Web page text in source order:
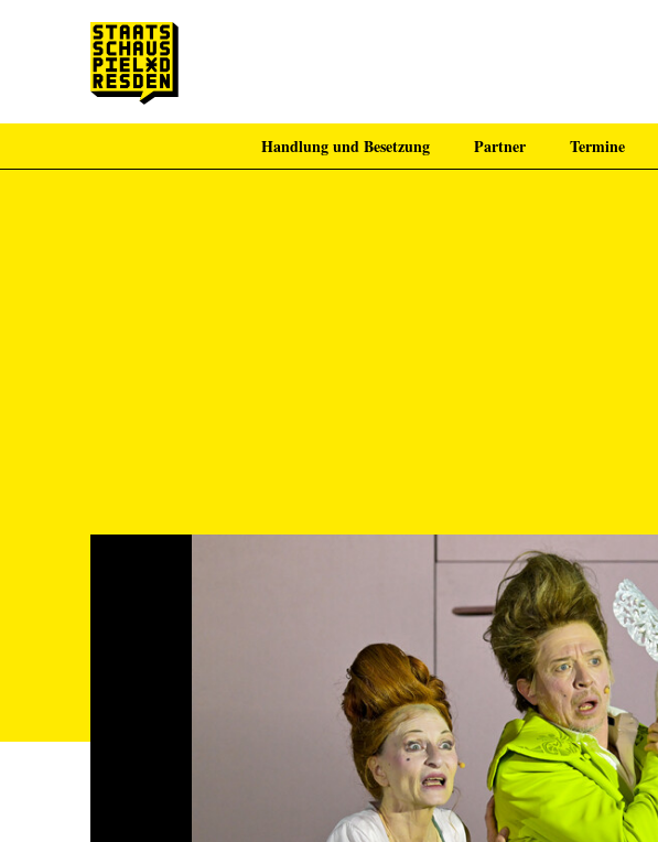
Zum Footer springen
Handlung und Besetzung Partner Termine